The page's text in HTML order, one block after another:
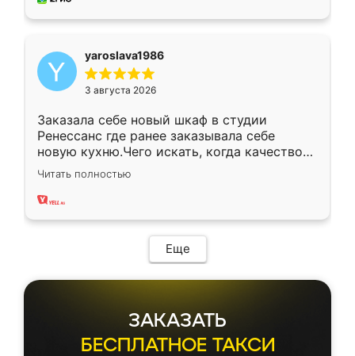
yaroslava1986
3 августа 2026
Заказала себе новый шкаф в студии
Ренессанс где ранее заказывала себе
новую кухню.Чего искать, когда качеством
вполне довольна. Служит кухня уже почти
два года, нареканий нет.
Читать полностью
Еще
ЗАКАЗАТЬ
БЕСПЛАТНОЕ ТАКСИ